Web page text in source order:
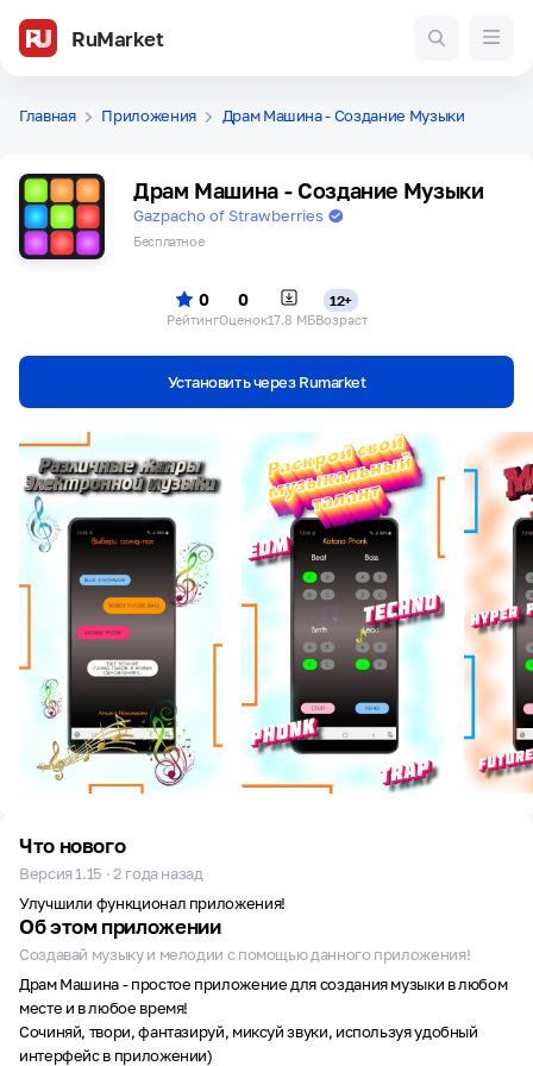
RuMarket
Главная Приложения Драм Машина - Создание Музыки
Драм Машина - Создание Музыки
Gazpacho of Strawberries
Бесплатное
0
Рейтинг
0
Оценок17.8 МБ
12+
Возраст
Установить через Rumarket
Что нового
Версия 1.15 · 2 года назад
Улучшили функционал приложения!
Об этом приложении
Создавай музыку и мелодии с помощью данного приложения!
Драм Машина - простое приложение для создания музыки в любом
месте и в любое время!
Сочиняй, твори, фантазируй, миксуй звуки, используя удобный
интерфейс в приложении)